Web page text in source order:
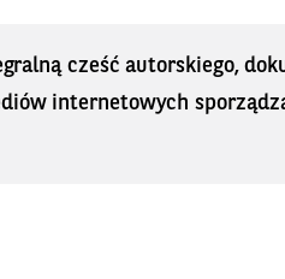
cześć autorskiego,
internetowych